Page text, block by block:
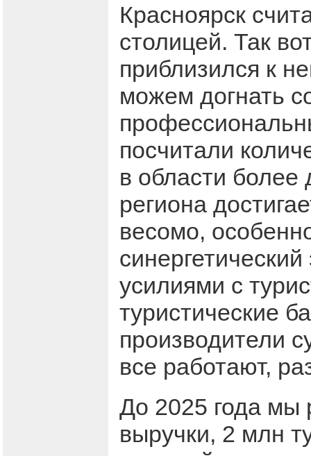
Красноярск
столицей. Так
приблизился к
можем догнать
посчитали
в области
региона
весомо,
усилиями с
туристические
производители
все работают,
До 2025 года мы
выручки, 2 млн